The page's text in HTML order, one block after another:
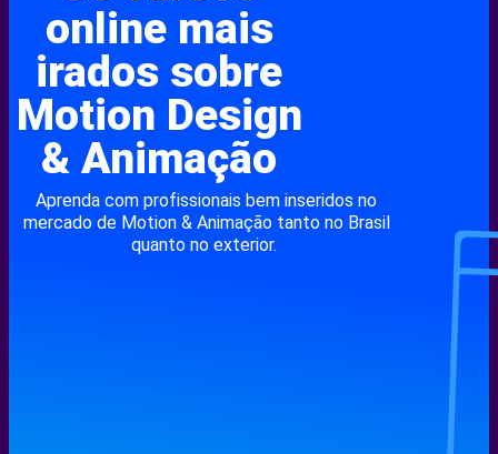
online mais
irados sobre
Motion Design
& Animação
Aprenda com profissionais bem inseridos no
mercado de Motion & Animação tanto no Brasil
quanto no exterior.